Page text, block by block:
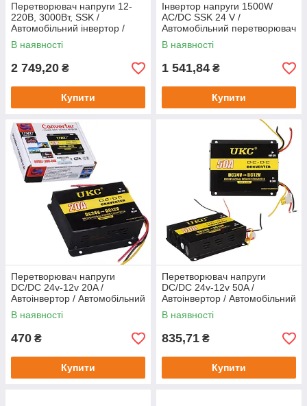
Перетворювач напруги 12-
220В, 3000Вт, SSK /
Автомобільний інвертор /
Автоінвертор
В наявності
2 749,20 ₴
Купити
Інвертор напруги 1500W
AC/DC SSK 24 V /
Автомобільний перетворювач
В наявності
1 541,84 ₴
Купити
Перетворювач напруги
DC/DC 24v-12v 20A /
Автоінвертор / Автомобільний
інвертор
В наявності
470 ₴
Купити
Перетворювач напруги
DC/DC 24v-12v 50A /
Автоінвертор / Автомобільний
інвертор
В наявності
835,71 ₴
Купити